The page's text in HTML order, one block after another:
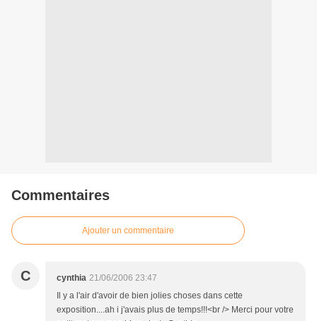
Commentaires
Ajouter un commentaire
C cynthia 21/06/2006 23:47
Il y a l'air d'avoir de bien jolies choses dans cette
exposition....ah i j'avais plus de temps!!!<br /> Merci pour votre